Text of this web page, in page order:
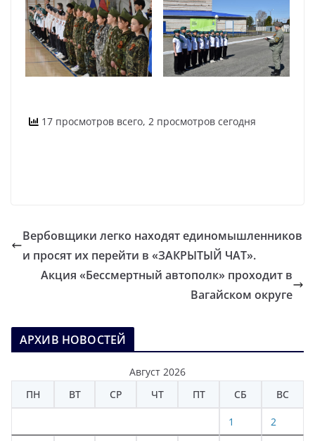
17 просмотров всего, 2 просмотров сегодня
Вербовщики легко находят единомышленников
и просят их перейти в «ЗАКРЫТЫЙ ЧАТ».
Акция «Бессмертный автополк» проходит в
Вагайском округе
АРХИВ НОВОСТЕЙ
Август 2026
ПН
ВТ СР ЧТ ПТ СБ ВС
1 2